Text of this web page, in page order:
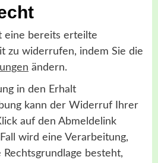
eine bereits erteilte
zu widerrufen, indem Sie die
ändern.
in den Erhalt
kann der Widerruf Ihrer
auf den Abmeldelink
wird eine Verarbeitung,
besteht,